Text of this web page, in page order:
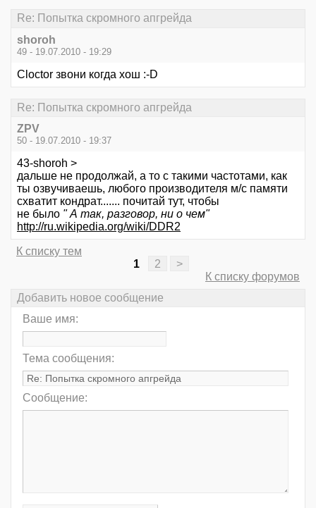
Re: Попытка скромного апгрейда
shoroh
49 - 19.07.2010 - 19:29
Cloctor звони когда хош :-D
Re: Попытка скромного апгрейда
ZPV
50 - 19.07.2010 - 19:37
43-shoroh >
дальше не продолжай, а то с такими частотами, как
ты озвучиваешь, любого производителя м/с памяти
схватит кондрат....... почитай тут, чтобы
не было " А так, разговор, ни о чем"
http://ru.wikipedia.org/wiki/DDR2
К списку тем
1
2
>
К списку форумов
Добавить новое сообщение
Ваше имя:
Тема сообщения:
Сообщение: